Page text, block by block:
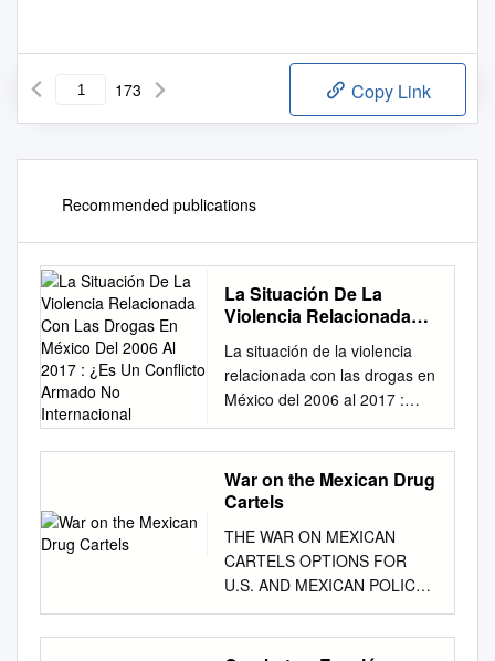
173 Copy Link
Recommended publications
La Situación De La
Violencia Relacionada
México Del 2006 Al 2017 :
¿Es Un Conflicto
Armado No Internacional
La situación de la violencia
relacionada con las drogas en
México del 2006 al 2017 :
Titulo ¿es un conflicto armado
no internacional? Arriaga
Valenzuela, Luis - Prologuista;
Guevara Bermúdez, José
Campo Esteta, Laura Martín
del - Traductor/a; Universiteit
Leiden, Grotius Centre for
International Legal Studies -
Autor/a; Guadalajara Lugar
War on the Mexican Drug
Cartels
THE WAR ON MEXICAN
CARTELS OPTIONS FOR
U.S. AND MEXICAN POLICY-
MAKERS POLICY PROGRAM
CHAIRS Ken Liu Chris Taylor